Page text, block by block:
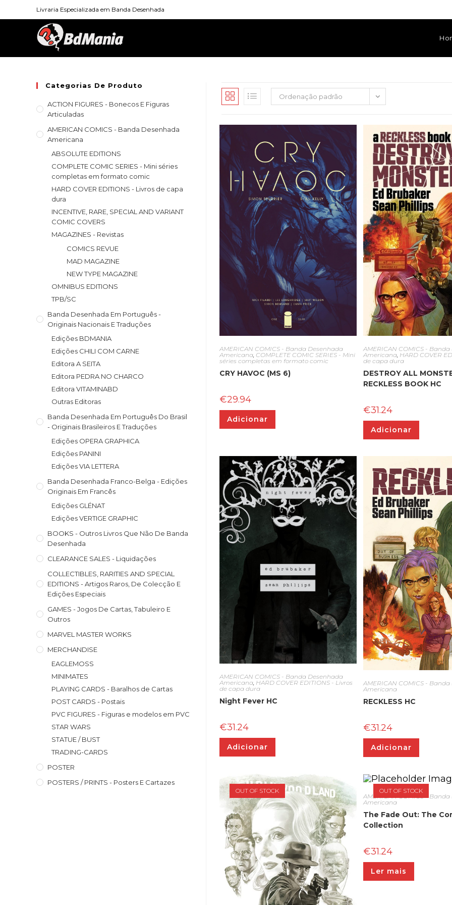
Livraria Especializada em Banda Desenhada
Categorias De Produto
ACTION FIGURES - Bonecos E Figuras
Articuladas
AMERICAN COMICS - Banda Desenhada
Americana
ABSOLUTE EDITIONS
COMPLETE COMIC SERIES - Mini séries
completas em formato comic
HARD COVER EDITIONS - Livros de capa
dura
INCENTIVE, RARE, SPECIAL AND VARIANT
COMIC COVERS
MAGAZINES - Revistas
COMICS REVUE
MAD MAGAZINE
NEW TYPE MAGAZINE
OMNIBUS EDITIONS
TPB/SC
Banda Desenhada Em Português -
Originais Nacionais E Traduções
Edições BDMANIA
Edições CHILI COM CARNE
Editora A SEITA
Editora PEDRA NO CHARCO
Editora VITAMINABD
Outras Editoras
Banda Desenhada Em Português Do Brasil
- Originais Brasileiros E Traduções
Edições OPERA GRAPHICA
Edições PANINI
Edições VIA LETTERA
Banda Desenhada Franco-Belga - Edições
Originais Em Francês
Edições GLÉNAT
Edições VERTIGE GRAPHIC
BOOKS - Outros Livros Que Não De Banda
Desenhada
CLEARANCE SALES - Liquidações
COLLECTIBLES, RARITIES AND SPECIAL
EDITIONS - Artigos Raros, De Colecção E
Edições Especiais
GAMES - Jogos De Cartas, Tabuleiro E
Outros
MARVEL MASTER WORKS
MERCHANDISE
EAGLEMOSS
MINIMATES
PLAYING CARDS - Baralhos de Cartas
POST CARDS - Postais
PVC FIGURES - Figuras e modelos em PVC
STAR WARS
STATUE / BUST
TRADING-CARDS
POSTER
POSTERS / PRINTS - Posters E Cartazes
Ordenação padrão
AMERICAN COMICS - Banda Desenhada
Americana COMPLETE COMIC SERIES - Mini
séries completas em formato comic
CRY HAVOC (MS 6)
€29.94
Adicionar
AMERICAN COMICS -
Americana, HARD COVER
de capa dura
DESTROY ALL
RECKLESS BOOK HC
€31.24
Adicionar
AMERICAN COMICS - Banda Desenhada
Americana HARD COVER EDITIONS - Livros
de capa dura
Night Fever HC
€31.24
Adicionar
AMERICAN COMICS -
Americana
RECKLESS HC
€31.24
Adicionar
OUT OF STOCK OUT OF STOCK
AMERICAN COMICS -
Americana
The Fade Out: The
Collection
€31.24
Ler mais